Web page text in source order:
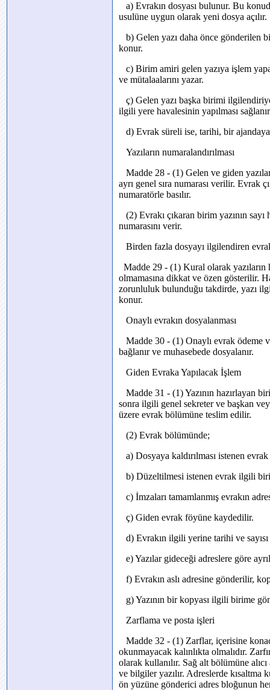
a) Evrakın dosyası bulunur. Bu
usulüne uygun olarak yeni dosya açılır.
b) Gelen yazı daha önce gönderilen
konur.
c) Birim amiri gelen yazıya işlem
ve mütalaalarını yazar.
ç) Gelen yazı başka birimi
ilgili yere havalesinin yapılması
d) Evrak süreli ise, tarihi, bir
Yazıların numaralandırılması
Madde 28 - (1) Gelen ve giden
ayrı genel sıra numarası verilir. Evrak
numaratörle basılır.
(2) Evrakı çıkaran birim yazının sayı
numarasını verir.
Birden fazla dosyayı ilgilendiren
Madde 29 - (1) Kural olarak yazıların
olmamasına dikkat ve özen gösterilir.
zorunluluk bulunduğu takdirde, yazı
konur.
Onaylı evrakın dosyalanması
Madde 30 - (1) Onaylı evrak ödeme
bağlanır ve muhasebede dosyalanır.
Giden Evraka Yapılacak İşlem
Madde 31 - (1) Yazının hazırlayan
sonra ilgili genel sekreter ve başkan
üzere evrak bölümüne teslim edilir.
(2) Evrak bölümünde;
a) Dosyaya kaldırılması istenen evrak
b) Düzeltilmesi istenen evrak ilgili
c) İmzaları tamamlanmış evrakın
ç) Giden evrak föyüne kaydedilir.
d) Evrakın ilgili yerine tarihi ve sayısı
e) Yazılar gideceği adreslere göre
f) Evrakın aslı adresine gönderilir,
g) Yazının bir kopyası ilgili birime
Zarflama ve posta işleri
Madde 32 - (1) Zarflar, içerisine
okunmayacak kalınlıkta olmalıdır.
olarak kullanılır. Sağ alt bölümüne
ve bilgiler yazılır. Adreslerde kısaltma
ön yüzüne gönderici adres bloğunun